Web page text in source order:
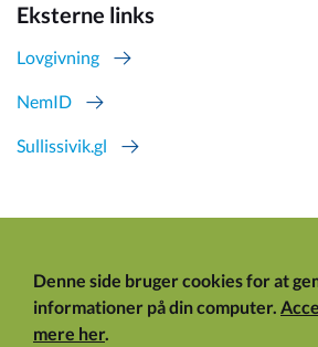
Eksterne links
Lovgivning
NemID
Sullissivik.gl
Denne side bruger cookies for at
informationer på din computer.
mere her.